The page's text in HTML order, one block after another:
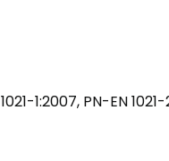
1:2007, PN-EN